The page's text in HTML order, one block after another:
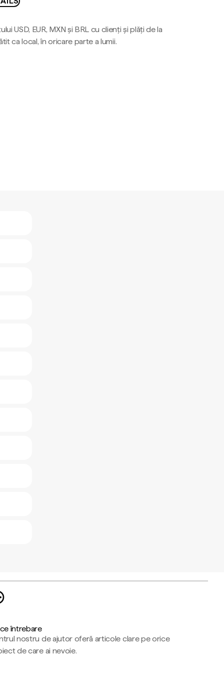
USD, EUR, MXN și BRL cu clienți și plăți de la
ca local, în oricare parte a lumii.
întrebare
nostru de ajutor oferă articole clare pe orice
de care ai nevoie.